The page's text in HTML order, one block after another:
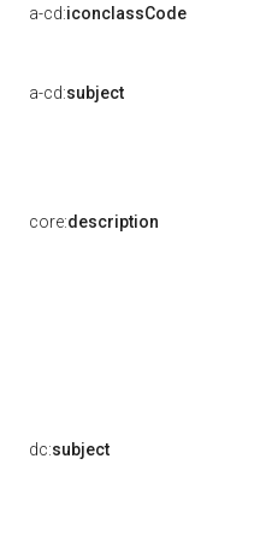
a-cd:iconclassCode
a-cd:subject
core:description
dc:subject